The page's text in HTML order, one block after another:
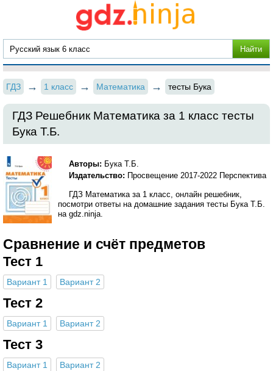
ГДЗ 1 класс Математика тесты Бука
ГДЗ Решебник Математика за 1 класс тесты
Бука Т.Б.
Авторы: Бука Т.Б.
Издательство: Просвещение 2017-2022 Перспектива
ГДЗ Математика за 1 класс, онлайн решебник,
посмотри ответы на домашние задания тесты Бука Т.Б.
на gdz.ninja.
Сравнение и счёт предметов
Тест 1
Вариант 1 Вариант 2
Тест 2
Вариант 1 Вариант 2
Тест 3
Вариант 1 Вариант 2